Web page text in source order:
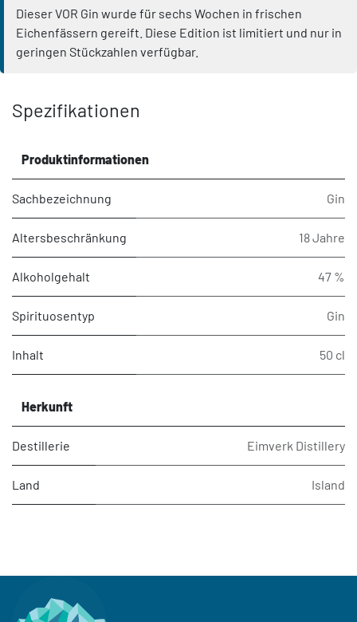
Dieser VOR Gin wurde für sechs Wochen in frischen
Eichenfässern gereift. Diese Edition ist limitiert und nur in
geringen Stückzahlen verfügbar.
Spezifikationen
Produktinformationen
Sachbezeichnung Gin
Altersbeschränkung 18 Jahre
Alkoholgehalt 47 %
Spirituosentyp Gin
Inhalt 50 cl
Herkunft
Destillerie Eimverk Distillery
Land Island